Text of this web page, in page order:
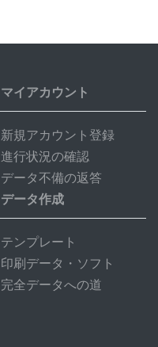
マイアカウント
新規アカウント登録
進行状況の確認
データ不備の返答
データ作成
テンプレート
印刷データ・ソフト
完全データへの道